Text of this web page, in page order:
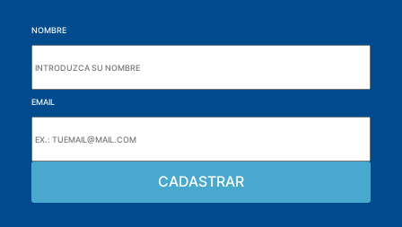
NOMBRE
EMAIL
navegue por el sitio web